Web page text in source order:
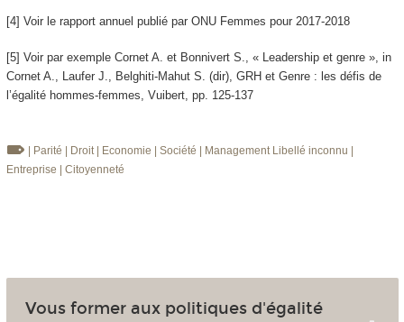
[4] Voir le rapport annuel publié par ONU Femmes pour 2017-2018
[5] Voir par exemple Cornet A. et Bonnivert S., « Leadership et genre », in
Cornet A., Laufer J., Belghiti-Mahut S. (dir), GRH et Genre : les défis de
l’égalité hommes-femmes, Vuibert, pp. 125-137
| Parité | Droit | Economie | Société | Management Libellé inconnu |
Entreprise | Citoyenneté
Vous former aux politiques d'égalité